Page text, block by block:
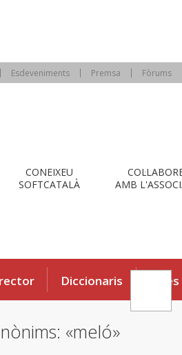
Esdeveniments Premsa Fòrums
CONEIXEU
SOFTCATALÀ
AMB
Diccionaris Eines
«meló»